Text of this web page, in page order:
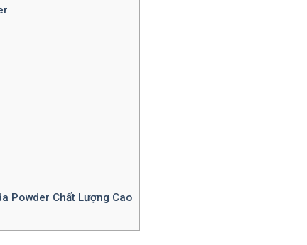
Powder Chất Lượng Cao